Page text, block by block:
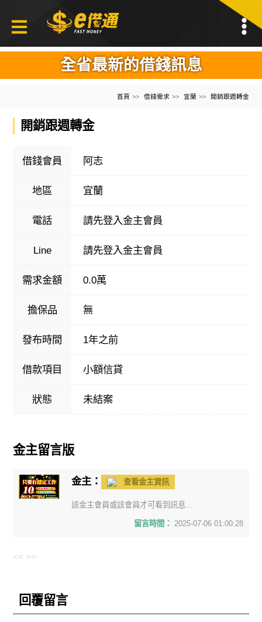
全省最新的借錢訊息
首頁 借錢需求 宜蘭 開銷跟週轉金
開銷跟週轉金
借錢會員 阿志
地區 宜蘭
電話 請先登入金主會員
Line 請先登入金主會員
需求金額 0.0萬
擔保品 無
發布時間 1年之前
借款項目 小額信貸
狀態 未結案
金主留言版
金主： 查看金主資訊
該金主會員或該會員才可看到訊息...
留言時間： 2025-07-06 01:00:28
<< >>
回覆留言